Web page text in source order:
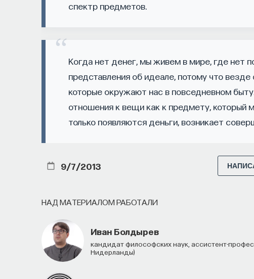
спектр предметов.
Когда нет денег, мы живем в мире, где нет
представления об идеале, потому что
которые окружают нас в повседневном
отношения к вещи как к предмету, который
только появляются деньги, возникает
9/7/2013
НАД МАТЕРИАЛОМ РАБОТАЛИ
Иван Болдырев
кандидат философских наук, ассистент-профессор университета Рэдбауда (Неймеген,
Нидерланды)
— Переосмыслите границы доверия собственному
и культурологии факультета гуманитарных наук
3/30/2022
ПостНаука
237 публикаций
НАУКА ЖУРНАЛ